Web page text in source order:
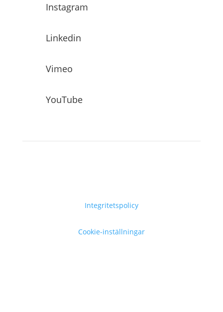
Instagram
Linkedin
Vimeo
YouTube
Integritetspolicy
Cookie-inställningar